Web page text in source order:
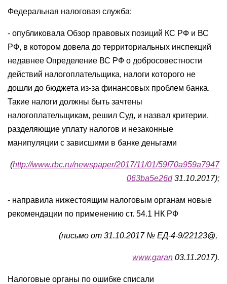
Федеральная налоговая служба:
- опубликовала Обзор правовых позиций КС РФ и ВС
РФ, в котором довела до территориальных инспекций
недавнее Определение ВС РФ о добросовестности
действий налогоплательщика, налоги которого не
дошли до бюджета из-за финансовых проблем банка.
Такие налоги должны быть зачтены
налогоплательщикам, решил Суд, и назвал критерии,
разделяющие уплату налогов и незаконные
манипуляции с зависшими в банке деньгами
(http://www.rbc.ru/newspaper/2017/11/01/59f70a959a7947
063ba5e26d31.10.2017);
- направила нижестоящим налоговым органам новые
рекомендации по применению ст. 54.1 НК РФ
(письмо от 31.10.2017 № ЕД-4-9/22123@,
www.garan 03.11.2017).
Налоговые органы по ошибке списали